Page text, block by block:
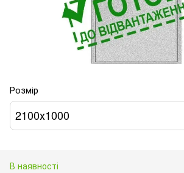
Розмір
2100х1000
В наявності